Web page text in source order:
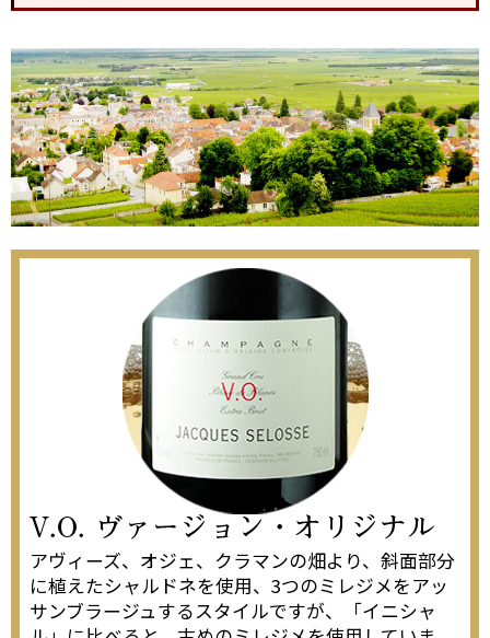
アヴィーズ、オジェ、クラマンの畑より、斜面部分
に植えたシャルドネを使用、3つのミレジメをアッ
サンブラージュするスタイルですが、「イニシャ